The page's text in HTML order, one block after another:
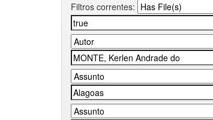
Filtros correntes: